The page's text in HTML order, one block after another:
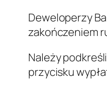
Deweloperzy
zakończeniem
Należy
przycisku